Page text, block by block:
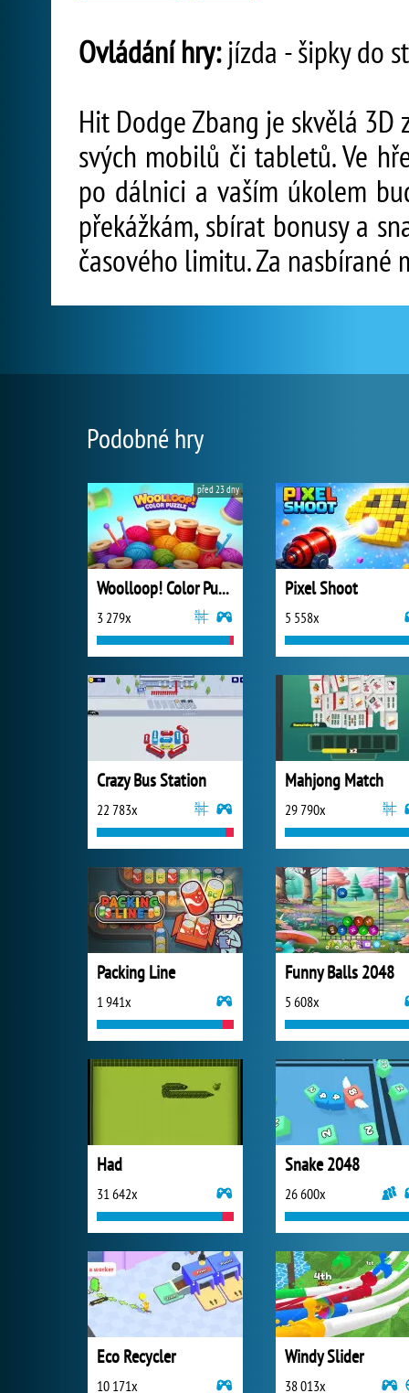
Ovládání hry:jízda - šipky do
Hit Dodge Zbang je skvělá
svých mobilů či tabletů. Ve
po dálnici a vaším úkolem
překážkám, sbírat bonusy a
časového limitu. Za nasbírané
Podobné hry
Woolloop! Color Puzzle
3 279x
před 23 dny
Pixel Shoot
5 558x
Crazy Bus Station
22 783x
Mahjong Match
29 790x
Packing Line
1 941x
Funny Balls 2048
5 608x
Had
31 642x
Snake 2048
26 600x
Eco Recycler
10 171x
Windy Slider
38 013x